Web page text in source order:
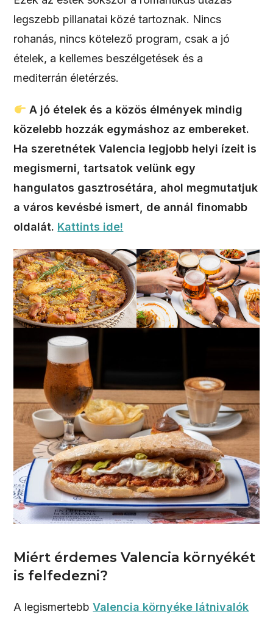
legszebb pillanatai közé tartoznak. Nincs
rohanás, nincs kötelező program, csak a jó
ételek, a kellemes beszélgetések és a
mediterrán életérzés.
A jó ételek és a közös élmények mindig
közelebb hozzák egymáshoz az embereket.
Ha szeretnétek Valencia legjobb helyi ízeit is
megismerni, tartsatok velünk egy
hangulatos gasztrosétára, ahol megmutatjuk
a város kevésbé ismert, de annál finomabb
oldalát. Kattints ide!
Miért érdemes Valencia környékét
is felfedezni?
A legismertebbValencia környéke látnivalók